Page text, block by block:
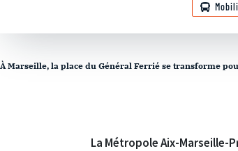
À Marseille, la place du Général Ferrié se transforme
La Métropole Aix-Marseille-